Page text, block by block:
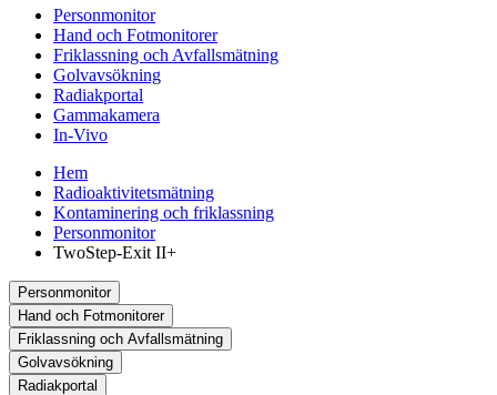
Personmonitor
Hand och Fotmonitorer
Friklassning och Avfallsmätning
Golvavsökning
Radiakportal
Gammakamera
In-Vivo
Hem
Radioaktivitetsmätning
Kontaminering och friklassning
Personmonitor
TwoStep-Exit II+
Personmonitor
Hand och Fotmonitorer
Friklassning och Avfallsmätning
Golvavsökning
Radiakportal